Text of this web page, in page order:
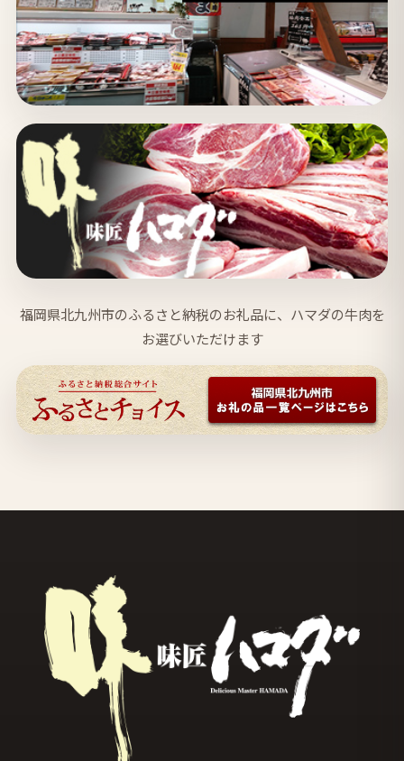
福岡県北九州市のふるさと納税のお礼品に、ハマダの牛肉を
お選びいただけます